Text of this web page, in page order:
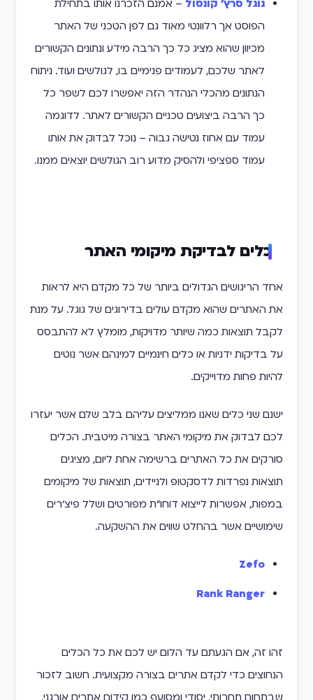
גוגל סרץ' קונסול – אמנם הזכרנו אותו בתחילת
הפוסט אך רלוונטי מאוד גם לפן הטכני של האתר
מכיוון שהוא מציג כל כך הרבה מידע ונתונים הקשורים
לאתר שלכם, לעמודים פנימיים בו, לגולשים ועוד. ניתוח
הנתונים מהכלי הנהדר הזה יאפשרו לכם לשפר כל
כך הרבה ביצועים טכניים הקשורים לאתר. לדוגמה
עמוד עם אחוז נטישה גבוה – נוכל לבדוק את אותו
עמוד ספציפי ולהסיק מדוע רוב הגולשים יוצאים ממנו.
כלים לבדיקת מיקומי האתר
אחד הריגושים הגדולים ביותר של כל מקדם היא לראות
את האתרים שהוא מקדם עולים בדירוגים של גוגל. על מנת
לקבל תוצאות כמה שיותר מדויקות, מומלץ לא להתבסס
על בדיקות ידניות או כלים חינמיים למינהם אשר נוטים
להיות פחות מדוייקים.
ישנם שני כלים שאנו ממליצים עליהם בלב שלם אשר יעזרו
לכם לבדוק את מיקומי האתר בצורה מיטבית. הכלים
סורקים את כל האתרים ברשימה אחת ליום, מציגים
תוצאות נפרדות לדסקטופ ולניידים, תוצאות של מיקומים
במפות, אפשרות לייצוא דוחו״ת מפורטים ושלל פיצ׳רים
שימושיים אשר בהחלט שווים את ההשקעה.
Zefo
Rank Ranger
זהו זה, אם הגעתם עד הלום יש לכם את כל הכלים
הנחוצים כדי לקדם אתרים בצורה מקצועית. חשוב לזכור
שבתחום תחרותי, יסודי ומסועף כמו קידום אתרים אורגני,